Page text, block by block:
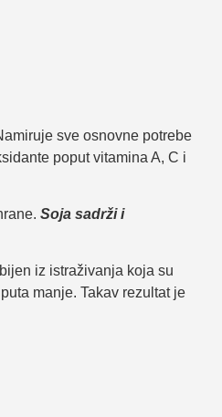
sve osnovne potrebe
poput vitamina A, C i
Soja sadrži i
iz istraživanja koja su
manje. Takav rezultat je